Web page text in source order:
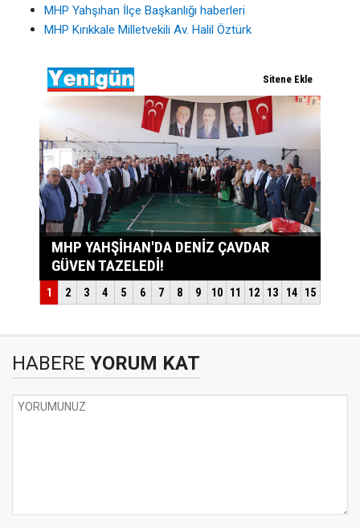
MHP Yahşıhan İlçe Başkanlığı haberleri
MHP Kırıkkale Milletvekili Av. Halil Öztürk
HABERE YORUM KAT